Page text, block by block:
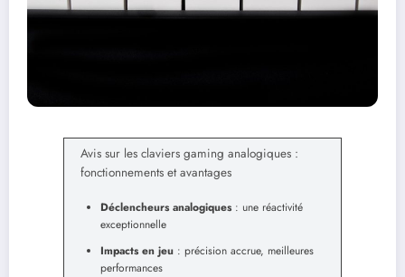
Avis sur les claviers gaming analogiques :
fonctionnements et avantages
Déclencheurs analogiques: une réactivité
exceptionnelle
Impacts en jeu : précision accrue, meilleures
performances